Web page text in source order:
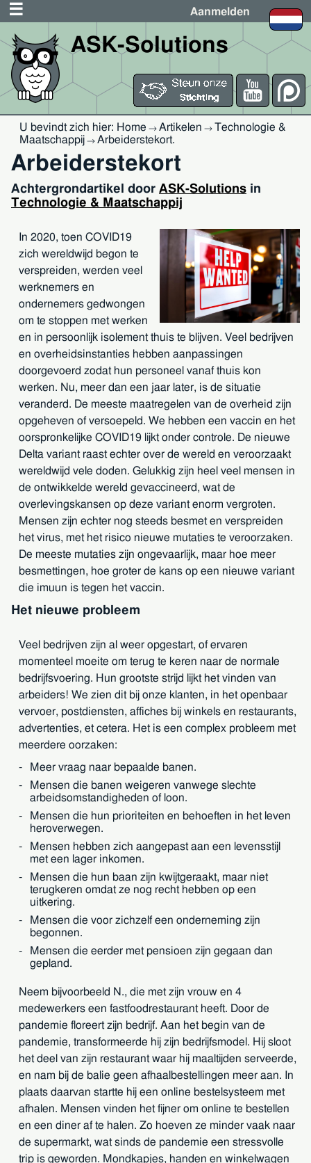
ASK-Solutions
U bevindt zich hier: Home → Artikelen → Technologie &
Maatschappij → Arbeiderstekort.
Aanmelden
Arbeiderstekort
Achtergrondartikel door ASK-Solutions in
Technologie & Maatschappij
In 2020, toen COVID19
zich wereldwijd begon te
verspreiden, werden veel
werknemers en
ondernemers gedwongen
om te stoppen met werken
en in persoonlijk isolement thuis te blijven. Veel bedrijven
en overheidsinstanties hebben aanpassingen
doorgevoerd zodat hun personeel vanaf thuis kon
werken. Nu, meer dan een jaar later, is de situatie
veranderd. De meeste maatregelen van de overheid zijn
opgeheven of versoepeld. We hebben een vaccin en het
oorspronkelijke COVID19 lijkt onder controle. De nieuwe
Delta variant raast echter over de wereld en veroorzaakt
wereldwijd vele doden. Gelukkig zijn heel veel mensen in
de ontwikkelde wereld gevaccineerd, wat de
overlevingskansen op deze variant enorm vergroten.
Mensen zijn echter nog steeds besmet en verspreiden
het virus, met het risico nieuwe mutaties te veroorzaken.
De meeste mutaties zijn ongevaarlijk, maar hoe meer
besmettingen, hoe groter de kans op een nieuwe variant
die imuun is tegen het vaccin.
Het nieuwe probleem
Veel bedrijven zijn al weer opgestart, of ervaren
momenteel moeite om terug te keren naar de normale
bedrijfsvoering. Hun grootste strijd lijkt het vinden van
arbeiders! We zien dit bij onze klanten, in het openbaar
vervoer, postdiensten, affiches bij winkels en restaurants,
advertenties, et cetera. Het is een complex probleem met
meerdere oorzaken:
Meer vraag naar bepaalde banen.
Mensen die banen weigeren vanwege slechte
arbeidsomstandigheden of loon.
Mensen die hun prioriteiten en behoeften in het leven
heroverwegen.
Mensen hebben zich aangepast aan een levensstijl
met een lager inkomen.
Mensen die hun baan zijn kwijtgeraakt, maar niet
terugkeren omdat ze nog recht hebben op een
uitkering.
Mensen die voor zichzelf een onderneming zijn
begonnen.
Mensen die eerder met pensioen zijn gegaan dan
gepland.
Neem bijvoorbeeld N., die met zijn vrouw en 4
medewerkers een fastfoodrestaurant heeft. Door de
pandemie floreert zijn bedrijf. Aan het begin van de
pandemie, transformeerde hij zijn bedrijfsmodel. Hij sloot
het deel van zijn restaurant waar hij maaltijden serveerde,
en nam bij de balie geen afhaalbestellingen meer aan. In
plaats daarvan startte hij een online bestelsysteem met
afhalen. Mensen vinden het fijner om online te bestellen
en een diner af te halen. Zo hoeven ze minder vaak naar
de supermarkt, wat sinds de pandemie een stressvolle
trip is geworden. Mondkapjes, handen en winkelwagen